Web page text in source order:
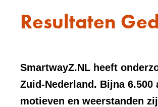
Resultaten
SmartwayZ.NL heeft
Zuid-Nederland. Bijna
motieven en weerstanden